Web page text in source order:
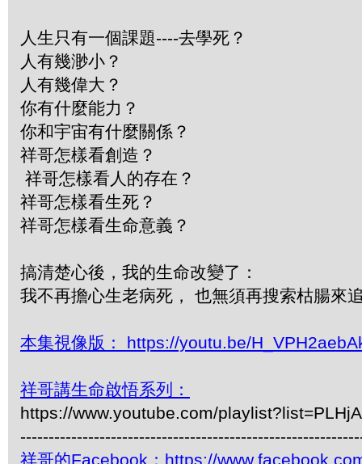
人生只有一個課題----去學死？
人有幾渺小？
人有幾偉大？
你有什麼能力？
你和宇宙有什麼關係？
祥哥怎樣看創造？
祥哥怎樣看人的存在？
祥哥怎樣看生死？
祥哥怎樣看生命意義？
搞清楚心後，我的生命改變了：
我不再擔心生老病死， 也無須再搜索枯腸來
本集視像版： https://youtu.be/
祥哥講生命啟悟系列：
https://www.youtube.com/
祥哥的Facebook：https://